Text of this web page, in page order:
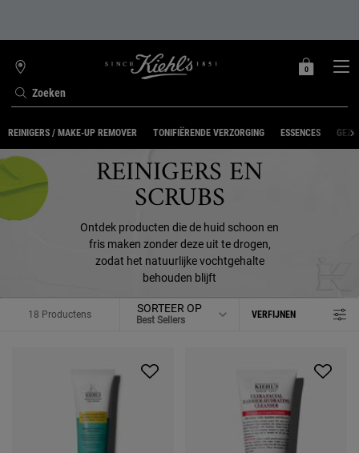
Zoeken
WINKELZOEKER
MIJN
0
0 PRODUCT
REINIGERS / MAKE-UP REMOVER TONIFIËRENDE VERZORGING ESSENCES
REINIGERS EN
SCRUBS
Ontdek producten die de huid schoon en
fris maken zonder deze uit te drogen,
zodat het natuurlijke vochtgehalte
behouden blijft
18 Productens SORTEER OP VERFIJNEN
FILTER MENU